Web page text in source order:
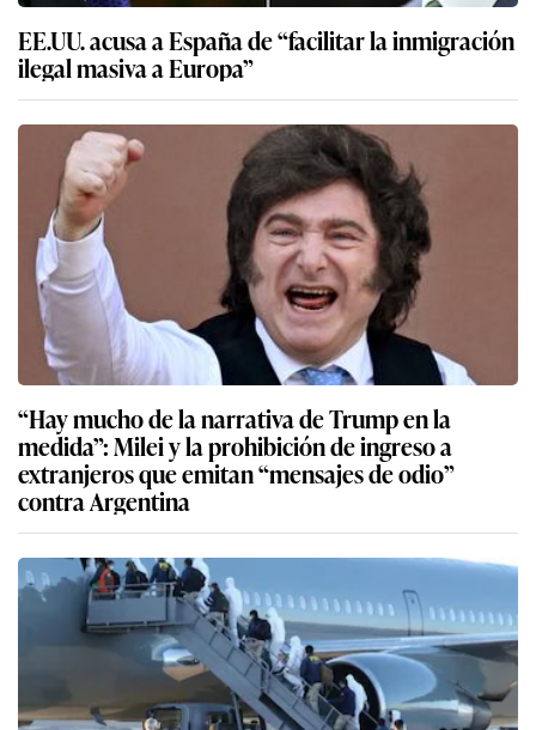
EE.UU. acusa a España de “facilitar la inmigración
ilegal masiva a Europa”
“Hay mucho de la narrativa de Trump en la
medida”: Milei y la prohibición de ingreso a
extranjeros que emitan “mensajes de odio”
contra Argentina